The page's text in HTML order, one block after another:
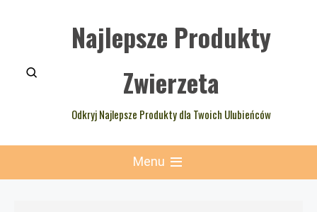
Najlepsze Produkty
Zwierzeta
Odkryj Najlepsze Produkty dla Twoich Ulubieńców
Menu